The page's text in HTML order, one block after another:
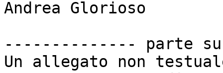
-------------- parte
Un allegato non